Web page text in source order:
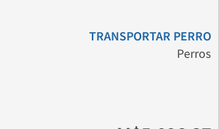
TRANSPORTAR PERRO
Perros